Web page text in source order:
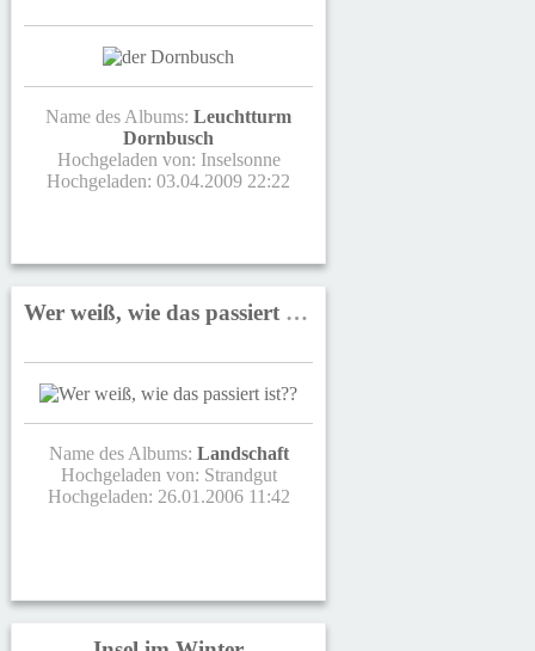
Name des Albums: Leuchtturm
Dornbusch
Hochgeladen von: Inselsonne
Hochgeladen: 03.04.2009 22:22
Wer weiß, wie das passiert ist??
Name des Albums: Landschaft
Hochgeladen von: Strandgut
Hochgeladen: 26.01.2006 11:42